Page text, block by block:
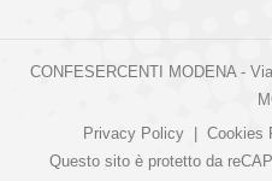
CONFESERCENTI MODENA -
Privacy Policy
Cookies
Questo sito è protetto da